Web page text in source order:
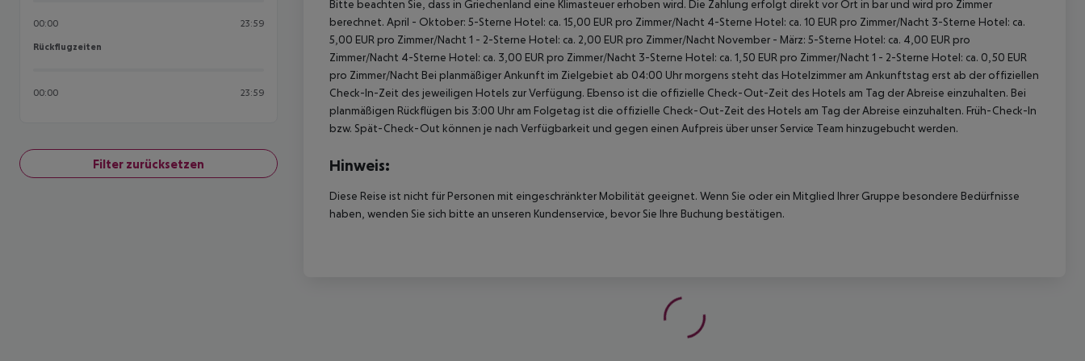
00:00 23:59
Rückflugzeiten
Rückflugzeiten
00:00 23:59
Filter zurücksetzen
Bitte beachten Sie, dass in Griechenland eine Klimasteuer erhoben wird. Die Zahlung erfolgt direkt vor Ort in bar und wird pro Zimmer
berechnet. April - Oktober: 5-Sterne Hotel: ca. 15,00 EUR pro Zimmer/Nacht 4-Sterne Hotel: ca. 10 EUR pro Zimmer/Nacht 3-Sterne Hotel: ca.
5,00 EUR pro Zimmer/Nacht 1 - 2-Sterne Hotel: ca. 2,00 EUR pro Zimmer/Nacht November - März: 5-Sterne Hotel: ca. 4,00 EUR pro
Zimmer/Nacht 4-Sterne Hotel: ca. 3,00 EUR pro Zimmer/Nacht 3-Sterne Hotel: ca. 1,50 EUR pro Zimmer/Nacht 1 - 2-Sterne Hotel: ca. 0,50 EUR
pro Zimmer/Nacht Bei planmäßiger Ankunft im Zielgebiet ab 04:00 Uhr morgens steht das Hotelzimmer am Ankunftstag erst ab der offiziellen
Check-In-Zeit des jeweiligen Hotels zur Verfügung. Ebenso ist die offizielle Check-Out-Zeit des Hotels am Tag der Abreise einzuhalten. Bei
planmäßigen Rückflügen bis 3:00 Uhr am Folgetag ist die offizielle Check-Out-Zeit des Hotels am Tag der Abreise einzuhalten. Früh-Check-In
bzw. Spät-Check-Out können je nach Verfügbarkeit und gegen einen Aufpreis über unser Service Team hinzugebucht werden.
Hinweis:
Diese Reise ist nicht für Personen mit eingeschränkter Mobilität geeignet. Wenn Sie oder ein Mitglied Ihrer Gruppe besondere Bedürfnisse
haben, wenden Sie sich bitte an unseren Kundenservice, bevor Sie Ihre Buchung bestätigen.